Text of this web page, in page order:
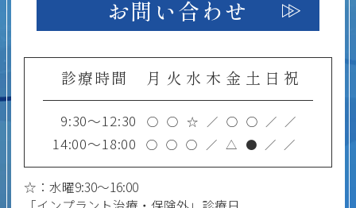
お問い合わせ
診療時間 月 火 水 木 金 土 日 祝
9:30～12:30 ○ ○ ☆ ／ ○ ○ ／ ／
14:00～18:00 ○ ○ ○ ／ △ ● ／ ／
☆：水曜9:30～16:00